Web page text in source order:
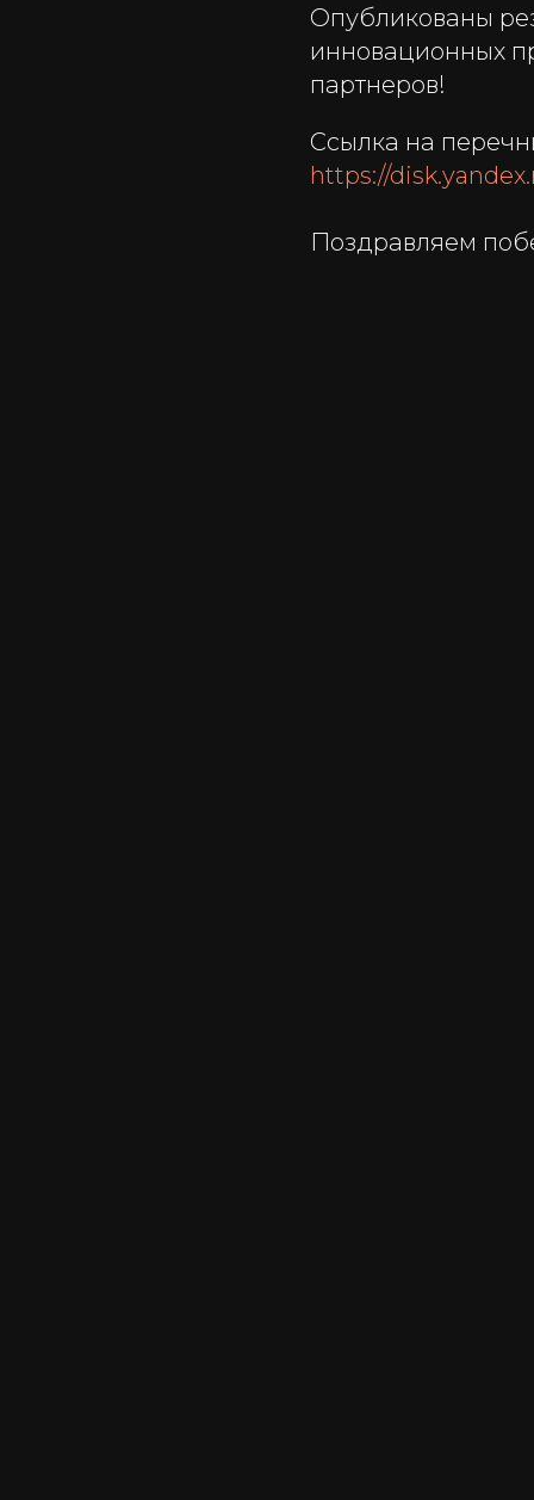
Опубликованы
инновационных
партнеров!
Ссылка на
https://
Поздравляем